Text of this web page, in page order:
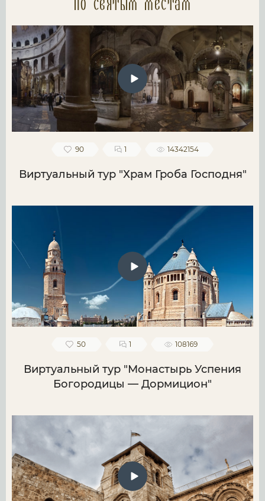
по святым местам
90 1 14342154
Виртуальный тур "Храм Гроба Господня"
50 1 108169
Виртуальный тур "Монастырь Успения
Богородицы — Дормицион"